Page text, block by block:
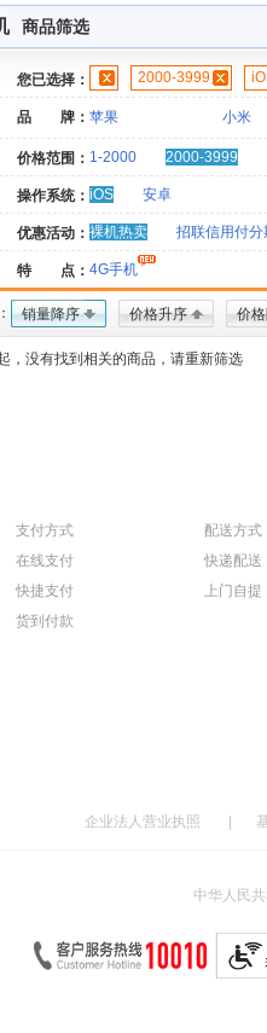
商品筛选
您已选择： 2000-3999
品 牌： 苹果 小米
价格范围： 1-2000 2000-3999
操作系统： iOS 安卓
优惠活动： 裸机热卖 招联信用付分
特 点： 4G手机
销量降序 价格升序 价
，没有找到相关的商品，请重新筛选
支付方式
在线支付
快捷支付
货到付款
配送方式
快递配送
上门自提
企业法人营业执照
中华人民